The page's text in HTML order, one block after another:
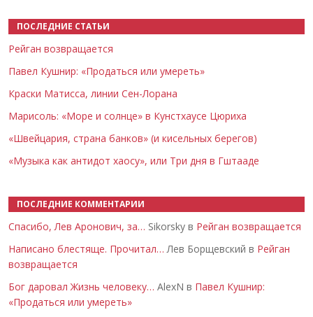
ПОСЛЕДНИЕ СТАТЬИ
Рейган возвращается
Павел Кушнир: «Продаться или умереть»
Краски Матисса, линии Сен-Лорана
Марисоль: «Море и солнце» в Кунстхаусе Цюриха
«Швейцария, страна банков» (и кисельных берегов)
«Музыка как антидот хаосу», или Три дня в Гштааде
ПОСЛЕДНИЕ КОММЕНТАРИИ
Спасибо, Лев Аронович, за… Sikorsky в Рейган возвращается
Написано блестяще. Прочитал… Лев Борщевский в Рейган
возвращается
Бог даровал Жизнь человеку… AlexN в Павел Кушнир:
«Продаться или умереть»